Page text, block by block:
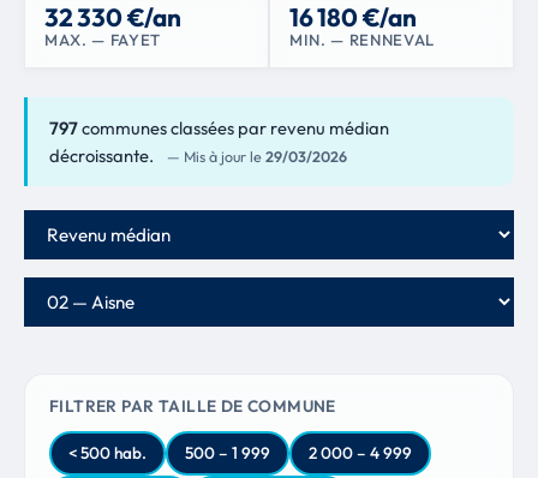
32 330 €/an
MAX. — FAYET
16 180 €/an
MIN. — RENNEVAL
797communes classées par revenu médian
décroissante.
— Mis à jour le 29/03/2026
Critère de classement
Département
FILTRER PAR TAILLE DE COMMUNE
< 500 hab. 500 – 1 999 2 000 – 4 999